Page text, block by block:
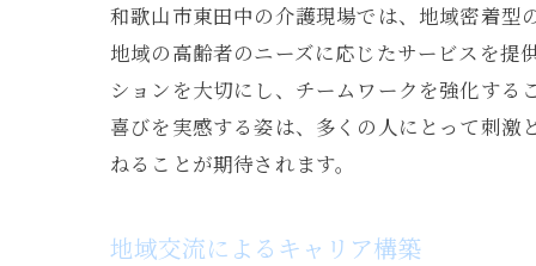
和歌山市東田中の介護現場では、地域密着型
地域の高齢者のニーズに応じたサービスを
ションを大切にし、チームワークを強化す
喜びを実感する姿は、多くの人にとって刺
ねることが期待されます。
地域交流によるキャリア構築